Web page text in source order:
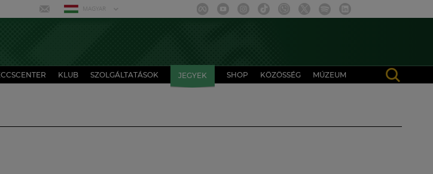
MAGYAR
KLUB SZOLGÁLTATÁSOK JEGYEK SHOP KÖZÖSSÉG MÚZEUM